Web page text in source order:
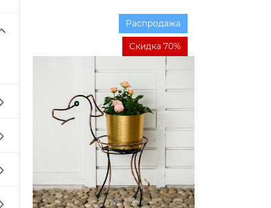
Распродажа
Скидка 70%